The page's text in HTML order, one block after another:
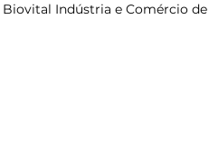
Indústria e Comércio de